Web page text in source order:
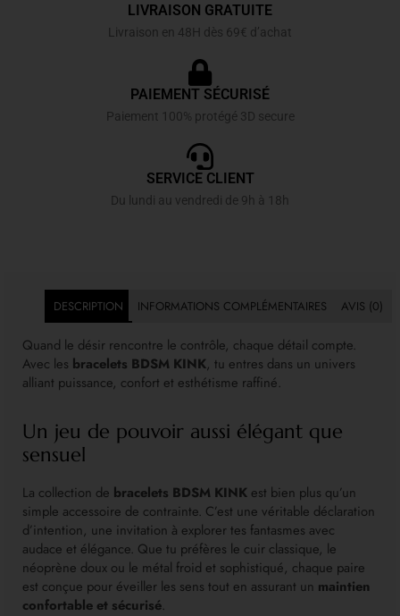
LIVRAISON GRATUITE
Livraison en 48H dès 69€ d’achat
PAIEMENT SÉCURISÉ
Paiement 100% protégé 3D secure
SERVICE CLIENT
Du lundi au vendredi de 9h à 18h
DESCRIPTION INFORMATIONS COMPLÉMENTAIRES AVIS (0)
Quand le désir rencontre le contrôle, chaque détail compte.
Avec les bracelets BDSM KINK, tu entres dans un univers
alliant puissance, confort et esthétisme raffiné.
Un jeu de pouvoir aussi élégant que
sensuel
La collection de bracelets BDSM KINK est bien plus qu’un
simple accessoire de contrainte. C’est une véritable déclaration
d’intention, une invitation à explorer tes fantasmes avec
audace et élégance. Que tu préfères le cuir classique, le
néoprène doux ou le métal froid et sophistiqué, chaque paire
est conçue pour éveiller les sens tout en assurant un maintien
confortable et sécurisé.